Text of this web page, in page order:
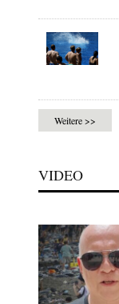
Weitere >>
VIDEO